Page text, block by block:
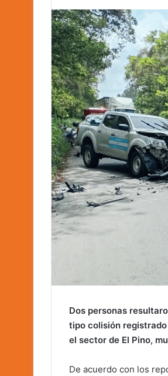
Dos personas
tipo colisión
el sector de El Pino,
De acuerdo con los